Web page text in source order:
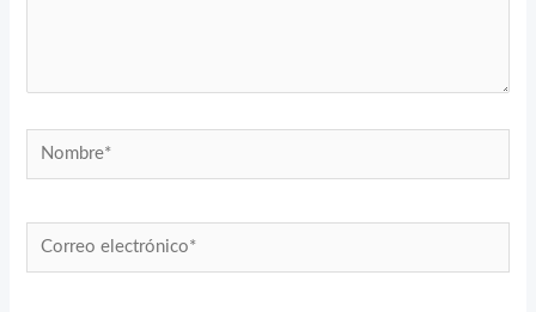
Nombre*
Correo
electrónico*